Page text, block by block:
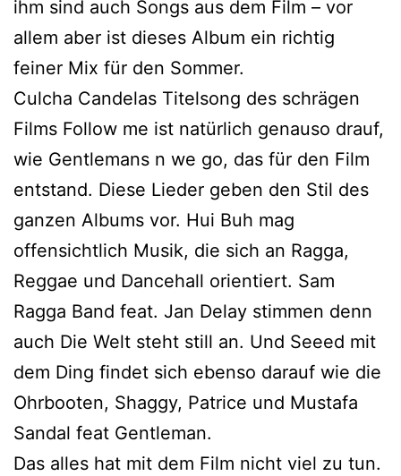
ihm sind auch Songs aus dem Film – vor
allem aber ist dieses Album ein richtig
feiner Mix für den Sommer.
Culcha Candelas Titelsong des schrägen
Films Follow me ist natürlich genauso drauf,
wie Gentlemans n we go, das für den Film
entstand. Diese Lieder geben den Stil des
ganzen Albums vor. Hui Buh mag
offensichtlich Musik, die sich an Ragga,
Reggae und Dancehall orientiert. Sam
Ragga Band feat. Jan Delay stimmen denn
auch Die Welt steht still an. Und Seeed mit
dem Ding findet sich ebenso darauf wie die
Ohrbooten, Shaggy, Patrice und Mustafa
Sandal feat Gentleman.
Das alles hat mit dem Film nicht viel zu tun.